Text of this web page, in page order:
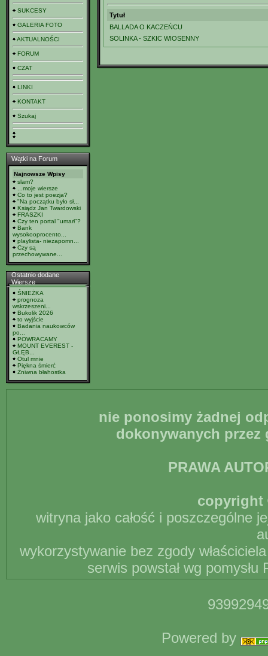
SUKCESY
GALERIA FOTO
AKTUALNOŚCI
FORUM
CZAT
LINKI
KONTAKT
Szukaj
Wątki na Forum
Najnowsze Wpisy
slam?
...moje wiersze
Co to jest poezja?
"Na początku było sł...
Ksiądz Jan Twardowski
FRASZKI
Czy ten portal "umarł"?
Bank
wysokooprocento...
playlista- niezapomn...
Czy są
przechowywane...
Ostatnio dodane
Wiersze
ŚNIEŻKA
prognoza
wskrzeszeni...
Bukolik 2026
to wyjście
Badania naukowców
po...
POWRACAMY
MOUNT EVEREST -
GŁĘB...
Otul mnie
Piękna śmierć
Żniwna błahostka
Tytuł
BALLADA O KACZEŃCU
SOLINKA - SZKIC WIOSENNY
nie ponosimy żadnej
dokonywanych
PRAWA
copyright
witryna jako całość i poszczególne
wykorzystywanie bez zgody
serwis powstał wg
Powered by